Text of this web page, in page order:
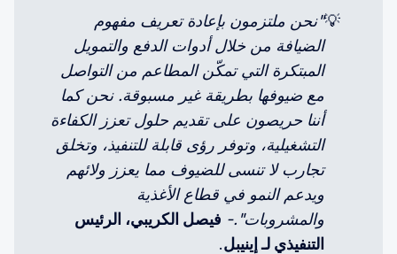
💡
والمشروبات".-
التنفيذي لـ إينيبل.